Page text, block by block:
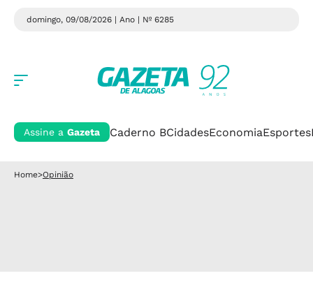
domingo, 09/08/2026 | Ano | Nº 6285
Assine a Gazeta Caderno BCidadesEconomiaEsportes
Home>Opinião